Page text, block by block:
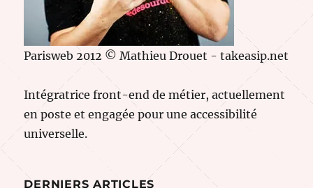
Parisweb 2012 © Mathieu Drouet - takeasip.net
Intégratrice front-end de métier, actuellement
en poste et engagée pour une accessibilité
universelle.
DERNIERS ARTICLES